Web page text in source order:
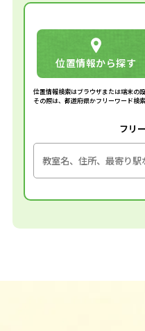
位置情報から探す
位置情報検索はブラウザまたは端末の
その際は、都道府県かフリーワード検
フリ